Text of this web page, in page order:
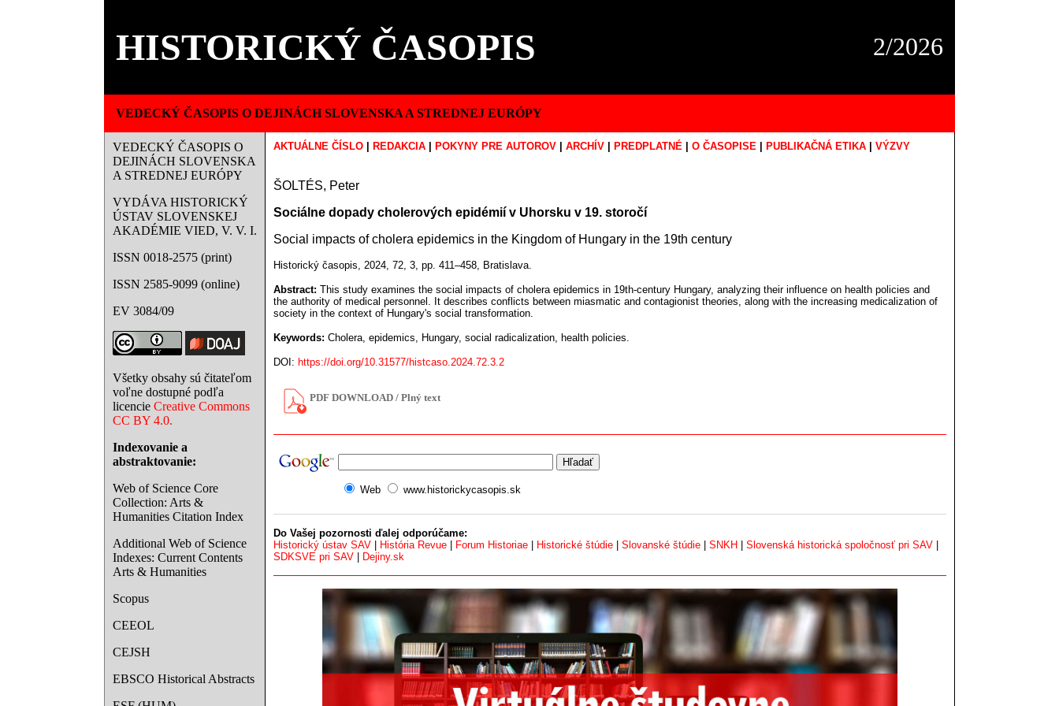
HISTORICKÝ ČASOPIS 2/2026
VEDECKÝ ČASOPIS O DEJINÁCH SLOVENSKA A STREDNEJ EURÓPY
VEDECKÝ ČASOPIS O
DEJINÁCH SLOVENSKA
A STREDNEJ EURÓPY
VYDÁVA HISTORICKÝ
ÚSTAV SLOVENSKEJ
AKADÉMIE VIED, V. V. I.
ISSN 0018-2575 (print)
ISSN 2585-9099 (online)
EV 3084/09
Všetky obsahy sú čitateľom
voľne dostupné podľa
licencie Creative Commons
CC BY 4.0.
Indexovanie a
abstraktovanie:
Web of Science Core
Collection: Arts &
Humanities Citation Index
Additional Web of Science
Indexes: Current Contents
Arts & Humanities
Scopus
CEEOL
CEJSH
EBSCO Historical Abstracts
AKTUÁLNE ČÍSLO REDAKCIA POKYNY PRE AUTOROV ARCHÍV PREDPLATNÉ O ČASOPISE PUBLIKAČNÁ ETIKA VÝZVY
ŠOLTÉS, Peter
Sociálne dopady cholerových epidémií v Uhorsku v 19. storočí
Social impacts of cholera epidemics in the Kingdom of Hungary in the 19th century
Historický časopis, 2024, 72, 3, pp. 411–458, Bratislava.
Abstract: This study examines the social impacts of cholera epidemics in 19th-century Hungary, analyzing their influence on health policies and
the authority of medical personnel. It describes conflicts between miasmatic and contagionist theories, along with the increasing medicalization of
society in the context of Hungary's social transformation.
Keywords: Cholera, epidemics, Hungary, social radicalization, health policies.
DOI: https://doi.org/10.31577/histcaso.2024.72.3.2
PDF DOWNLOAD / Plný text
Web www.historickycasopis.sk
Do Vašej pozornosti ďalej odporúčame:
Historický ústav SAV
História Revue Forum Historiae Historické štúdie Slovanské štúdie SNKH Slovenská historická spoločnosť pri SAV
SDKSVE pri SAV
Dejiny.sk